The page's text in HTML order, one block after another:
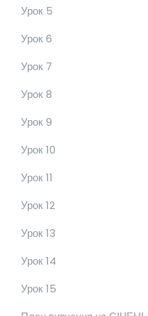
Урок 5
Урок 6
Урок 7
Урок 8
Урок 9
Урок 10
Урок 11
Урок 12
Урок 13
Урок 14
Урок 15